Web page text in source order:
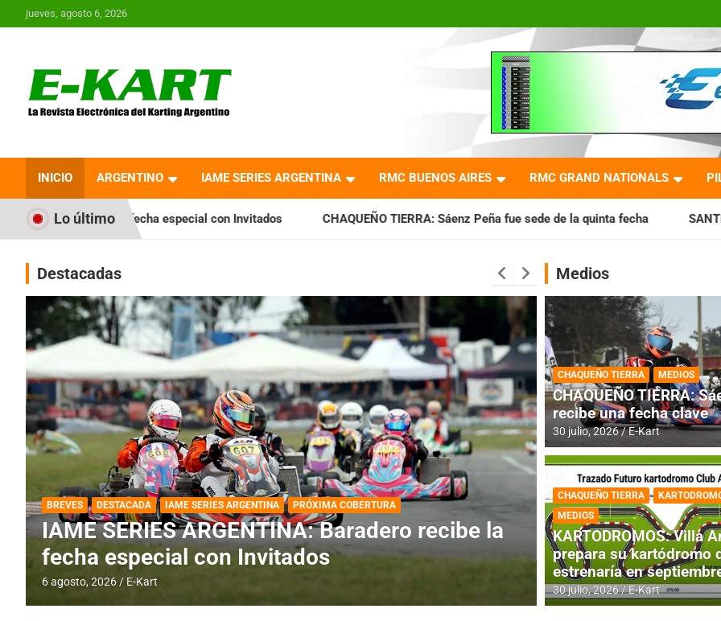
Saltar
al
jueves, agosto 6, 2026
Revista Electrónica del
Karting en Argentina
INICIO ARGENTINO IAME SERIES ARGENTINA RMC BUENOS AIRES RMC GRAND NATIONALS
Lo último
especial con Invitados CHAQUEÑO TIERRA: Sáenz Peña fue sede de la quinta fecha SANTIAGUEÑO: Se cumplió
Destacadas
DESTACADA IAME SERIES ARGENTINA
IAME SERIES ARGENTINA: Horarios para la
fecha con Invitados
4 agosto, 2026 E-Kart
DESTACADA INFORME CENTRAL
RMC BUENOS
histórica en
4 agosto, 2026 E-Kart
Medios
CHAQUEÑO TIERRA MEDIOS
CHAQUEÑO TIERRA:
recibe una fecha clave
30 julio, 2026 E-Kart
CHAQUEÑO TIERRA
MEDIOS
KARTODROMOS: Villa
prepara su kartódromo
estrenaría en
30 julio, 2026 E-Kart